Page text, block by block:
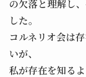
の欠落と理解し
した。
コルネリオ会は
いが、
私が存在を知る